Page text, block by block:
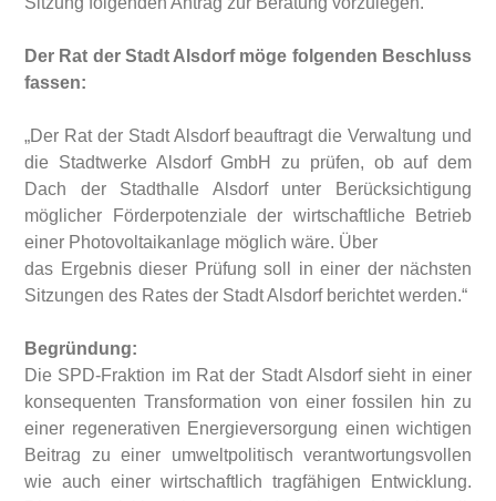
Der Rat der Stadt Alsdorf möge folgenden Beschluss
fassen:
„Der Rat der Stadt Alsdorf beauftragt die Verwaltung und
die Stadtwerke Alsdorf GmbH zu prüfen, ob auf dem
Dach der Stadthalle Alsdorf unter Berücksichtigung
möglicher Förderpotenziale der wirtschaftliche Betrieb
einer Photovoltaikanlage möglich wäre. Über
das Ergebnis dieser Prüfung soll in einer der nächsten
Sitzungen des Rates der Stadt Alsdorf berichtet werden.“
Begründung:
Die SPD-Fraktion im Rat der Stadt Alsdorf sieht in einer
konsequenten Transformation von einer fossilen hin zu
einer regenerativen Energieversorgung einen wichtigen
Beitrag zu einer umweltpolitisch verantwortungsvollen
wie auch einer wirtschaftlich tragfähigen Entwicklung.